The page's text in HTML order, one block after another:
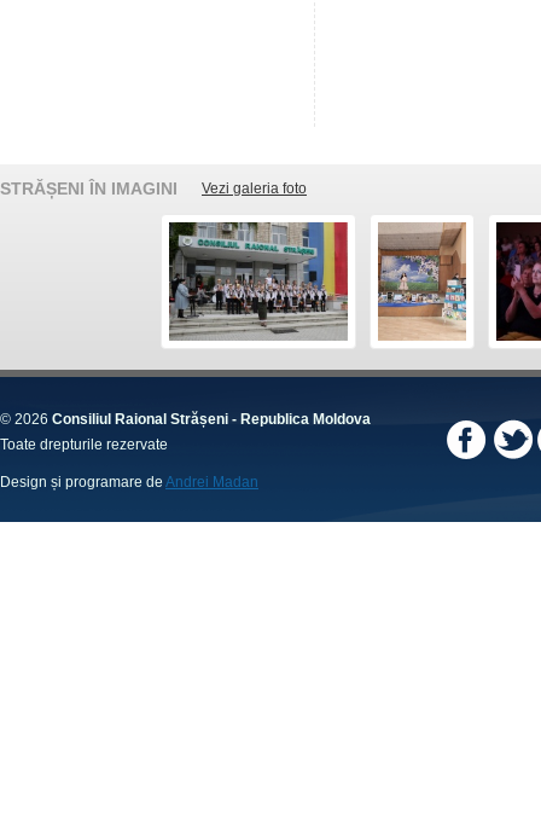
STRĂȘENI ÎN IMAGINI Vezi galeria foto
© 2026 Consiliul Raional Strășeni - Republica Moldova
Toate drepturile rezervate
Design și programare de Andrei Madan